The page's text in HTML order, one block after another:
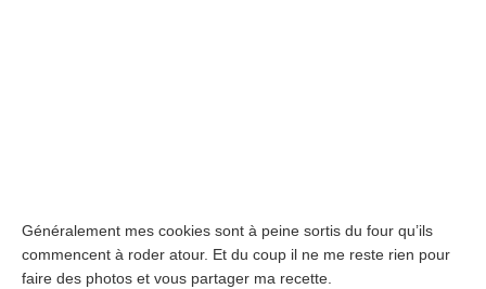
Généralement mes cookies sont à peine sortis du four qu’ils
commencent à roder atour. Et du coup il ne me reste rien pour
faire des photos et vous partager ma recette.